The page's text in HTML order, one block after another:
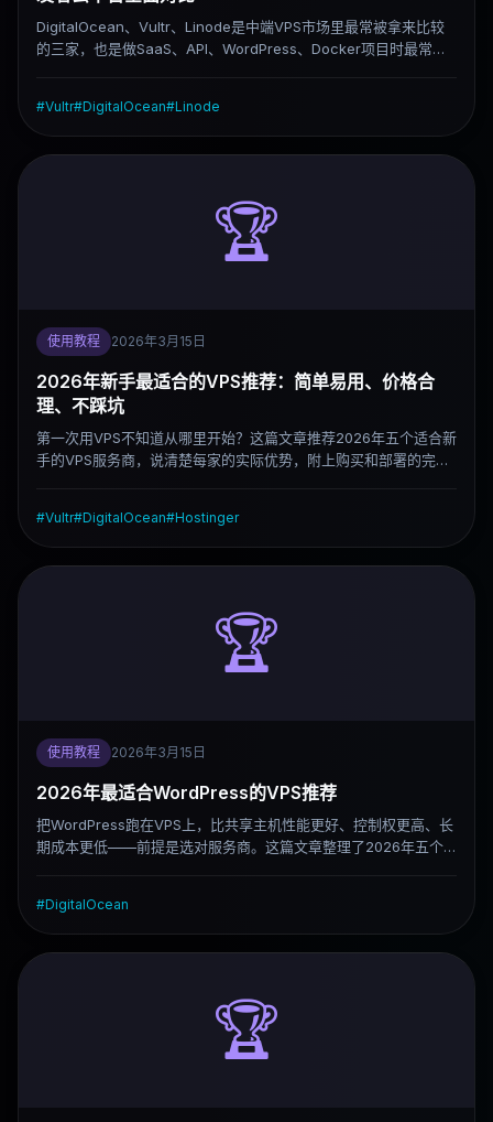
DigitalOcean、Vultr、Linode是中端VPS市场里最常被拿来比较
的三家，也是做SaaS、API、WordPress、Docker项目时最常被
#Vultr#DigitalOcean#Linode
🏆
使用教程 2026年3月15日
2026年新手最适合的VPS推荐：简单易用、价格合
理、不踩坑
第一次用VPS不知道从哪里开始？这篇文章推荐2026年五个适合新
手的VPS服务商，说清楚每家的实际优势，附上购买和部署的完整
#Vultr#DigitalOcean#Hostinger
🏆
使用教程 2026年3月15日
2026年最适合WordPress的VPS推荐
把WordPress跑在VPS上，比共享主机性能更好、控制权更高、长
期成本更低——前提是选对服务商。这篇文章整理了2026年五个
#DigitalOcean
🏆